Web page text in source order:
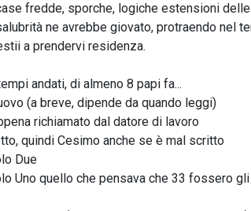
fredde, sporche, logiche estensioni
ne avrebbe giovato, protraendo nel
a prendervi residenza.
andati, di almeno 8 papi fa...
(a breve, dipende da quando leggi)
richiamato dal datore di lavoro
quindi Cesimo anche se è mal scritto
Due
Uno quello che pensava che 33 fossero